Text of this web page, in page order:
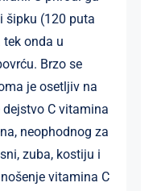
šipku (120 puta
onda u
Brzo se
je osetljiv na
C vitamina
neophodnog za
zuba, kostiju i
vitamina C